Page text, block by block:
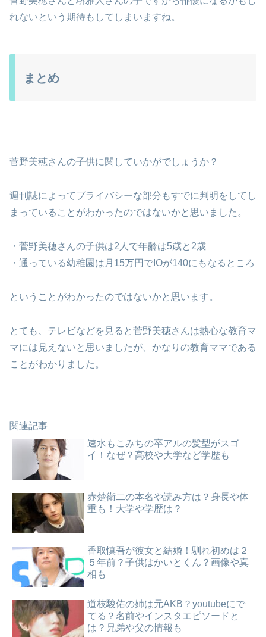
れないという期待もしてしまいますね。
まとめ
菅野美穂さんの子供に関していかがでしょうか？
週刊誌によってプライバシーな部分もすでに判明をしてし
まっていることがわかったのではないかと思いました。
・菅野美穂さんの子供は2人で年齢は5歳と2歳
・通っている幼稚園は月15万円でIOが140にもなるところ
ということがわかったのではないかと思います。
とても、テレビなどを見ると菅野美穂さんは熱心な教育マ
マには見えないと思いましたが、かなりの教育ママである
ことがわかりました。
関連記事
速水もこみちの卒アルの髪型がスゴ
イ！なぜ？高校や大学など学歴も
赤楚衛二の本名や読み方は？身長や体
重も！大学や学歴は？
香取慎吾が彼女と結婚！馴れ初めは２
５年前？子供はかいとくん？画像や真
相も
道枝駿佑の姉は元AKB？youtubeにで
てる？名前やインスタエピソードと
は？兄弟や父の情報も